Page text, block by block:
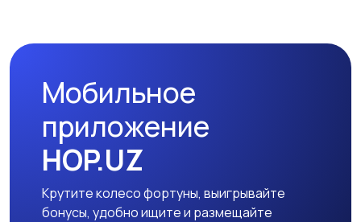
Мобильное
приложение
HOP.UZ
Крутите колесо фортуны, выигрывайте
бонусы, удобно ищите и размещайте